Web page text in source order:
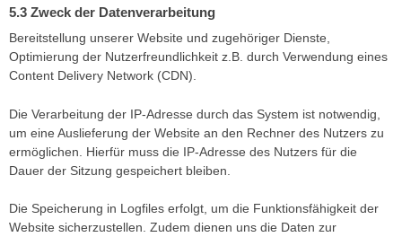
Zweck der Datenverarbeitung
Bereitstellung unserer Website und zugehöriger Dienste,
Optimierung der Nutzerfreundlichkeit z.B. durch Verwendung eines
Content Delivery Network (CDN).
Die Verarbeitung der IP-Adresse durch das System ist notwendig,
um eine Auslieferung der Website an den Rechner des Nutzers zu
ermöglichen. Hierfür muss die IP-Adresse des Nutzers für die
Dauer der Sitzung gespeichert bleiben.
Die Speicherung in Logfiles erfolgt, um die Funktionsfähigkeit der
Website sicherzustellen. Zudem dienen uns die Daten zur